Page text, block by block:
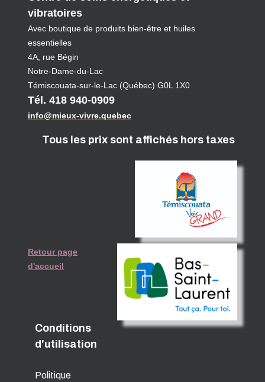
vibratoires
Avec boutique de produits bien-être et huiles
essentielles
4A, rue Bégin
Notre-Dame-du-Lac
Témiscouata-sur-le-Lac (Québec) G0L 1X0
Tél. 418 940-0909
info@mieux-vivre.quebec
Tous les prix sont affichés hors taxes
Retour page
d'accueil
Conditions
d'utilisation
Politique